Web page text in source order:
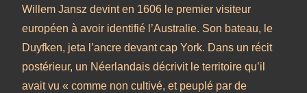
Willem Jansz devint en 1606 le premier visiteur
européen à avoir identifié l’Australie. Son bateau, le
Duyfken, jeta l’ancre devant cap York. Dans un récit
postérieur, un Néerlandais décrivit le territoire qu’il
avait vu « comme non cultivé, et peuplé par de